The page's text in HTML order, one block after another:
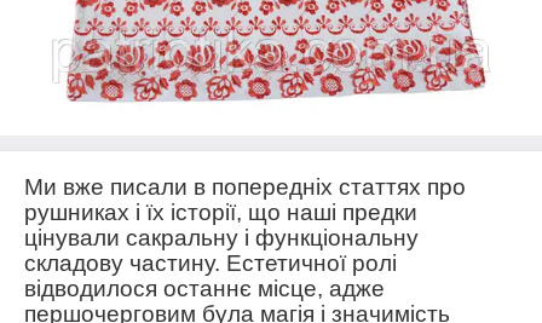
Ми вже писали в попередніх статтях про
рушниках і їх історії, що наші предки
цінували сакральну і функціональну
складову частину. Естетичної ролі
відводилося останнє місце, адже
першочерговим була магія і значимість